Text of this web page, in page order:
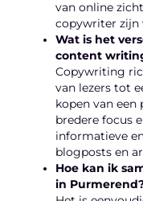
van online
copywriter zijn
Wat is het
content
Copywriting
van lezers tot
kopen van
bredere focus
informatieve
blogposts en
Hoe kan ik
in